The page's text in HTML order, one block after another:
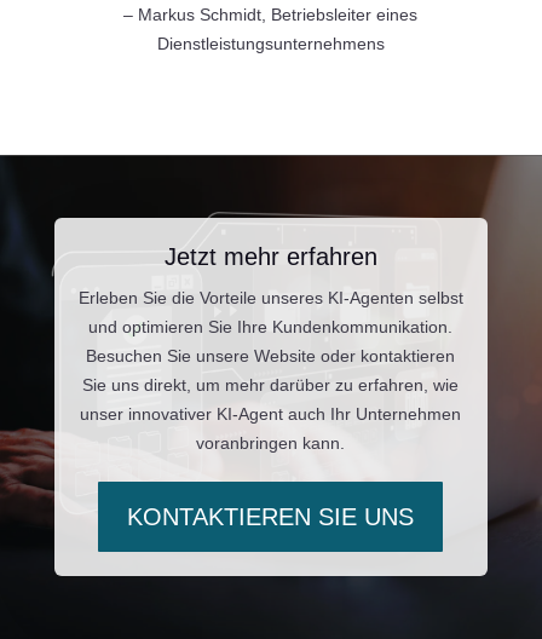
– Markus Schmidt, Betriebsleiter eines
Dienstleistungsunternehmens
Jetzt mehr erfahren
Erleben Sie die Vorteile unseres KI-Agenten selbst
und optimieren Sie Ihre Kundenkommunikation.
Besuchen Sie unsere Website oder kontaktieren
Sie uns direkt, um mehr darüber zu erfahren, wie
unser innovativer KI-Agent auch Ihr Unternehmen
voranbringen kann.
KONTAKTIEREN SIE UNS